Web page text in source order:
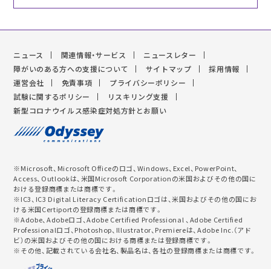
ニュース 関連情報・サービス
ニュースレター
障がいのある方への支援について
サイトマップ
採用情報
運営会社
免責事項
プライバシーポリシー
試験に関するポリシー
リスキリング支援
新型コロナウイルス感染症対処方針とお願い
※Microsoft、Microsoft Officeのロゴ、Windows、Excel、PowerPoint、
Access、Outlookは、米国Microsoft Corporationの米国およびその他の国に
おける登録商標または商標です。
※IC3、IC3 Digital Literacy Certificationロゴは、米国およびその他の国にお
ける米国Certiportの登録商標または商標です。
※Adobe、Adobeロゴ、Adobe Certified Professional 、Adobe Certified
Professionalロゴ、Photoshop、Illustrator、Premiereは、Adobe Inc.（アド
ビ）の米国およびその他の国における商標または登録商標です。
※その他、記載されている会社名、製品名は、各社の登録商標または商標です。